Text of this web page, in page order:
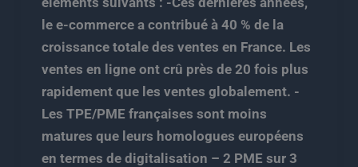
le e-commerce a contribué à 40 % de la
croissance totale des ventes en France. Les
ventes en ligne ont crû près de 20 fois plus
rapidement que les ventes globalement. -
Les TPE/PME françaises sont moins
matures que leurs homologues européens
en termes de digitalisation – 2 PME sur 3